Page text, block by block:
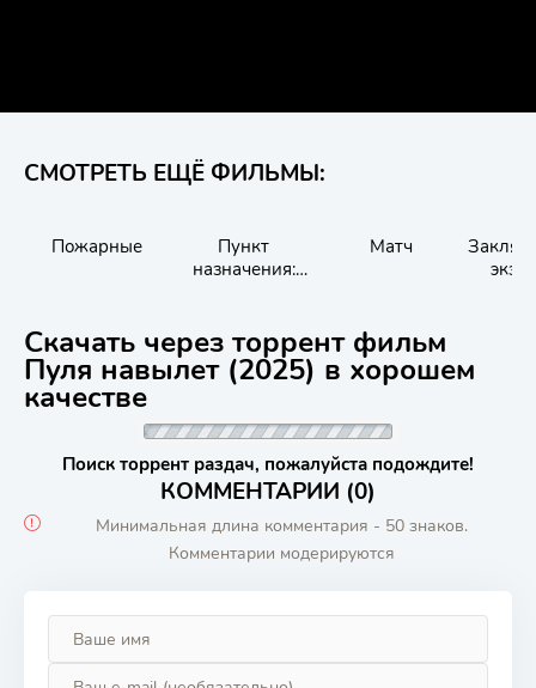
СМОТРЕТЬ ЕЩЁ ФИЛЬМЫ:
Пожарные
Пункт
назначения:
Матч
Скачать через торрент фильм
Пуля навылет (2025) в хорошем
качестве
Поиск торрент раздач, пожалуйста подождите!
КОММЕНТАРИИ (0)
Минимальная длина комментария - 50 знаков.
Комментарии модерируются